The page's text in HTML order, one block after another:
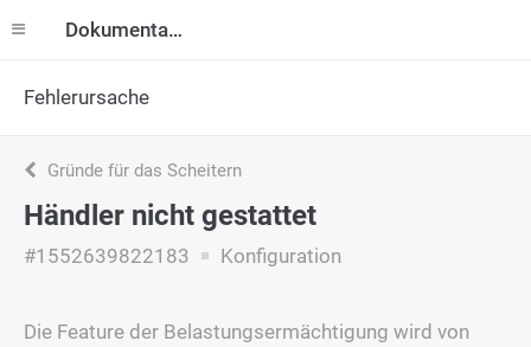
Dokumentation
Fehlerursache
Gründe für das Scheitern
Händler nicht gestattet
#1552639822183 Konfiguration
Die Feature der Belastungsermächtigung wird von